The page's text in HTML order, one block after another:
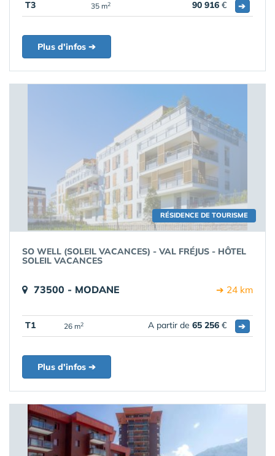
T3 35 m2 90 916 € ➔
Plus d'infos ➔
RÉSIDENCE DE TOURISME
SO WELL (SOLEIL VACANCES) - VAL FRÉJUS - HÔTEL
SOLEIL VACANCES
73500 - MODANE ➔ 24 km
T1 26 m2 A partir de 65 256 € ➔
Plus d'infos ➔